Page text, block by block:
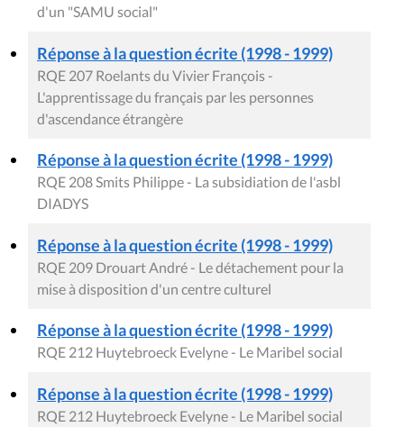
d'un "SAMU social"
Réponse à la question écrite (1998 - 1999)
RQE 207 Roelants du Vivier François -
L'apprentissage du français par les personnes
d'ascendance étrangère
Réponse à la question écrite (1998 - 1999)
RQE 208 Smits Philippe - La subsidiation de l'asbl
DIADYS
Réponse à la question écrite (1998 - 1999)
RQE 209 Drouart André - Le détachement pour la
mise à disposition d'un centre culturel
Réponse à la question écrite (1998 - 1999)
RQE 212 Huytebroeck Evelyne - Le Maribel social
Réponse à la question écrite (1998 - 1999)
RQE 212 Huytebroeck Evelyne - Le Maribel social